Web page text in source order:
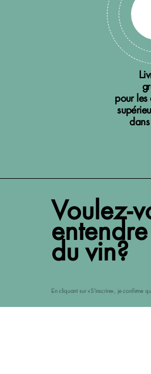
pour les
Voulez-
du vin?
En cliquant sur «S'inscrire», je confirme